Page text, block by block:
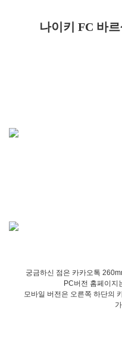
나이키 FC 바
궁금하신 점은 카카오톡
PC버전 홈페이지
모바일 버전은 오른쪽 하단의